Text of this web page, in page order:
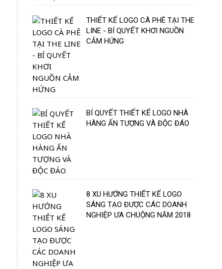
THIẾT KẾ LOGO CÀ PHÊ TẠI THE
LINE - BÍ QUYẾT KHƠI NGUỒN
CẢM HỨNG
BÍ QUYẾT THIẾT KẾ LOGO NHÀ
HÀNG ẤN TƯỢNG VÀ ĐỘC ĐÁO
8 XU HƯỚNG THIẾT KẾ LOGO
SÁNG TẠO ĐƯỢC CÁC DOANH
NGHIỆP ƯA CHUỘNG NĂM 2018